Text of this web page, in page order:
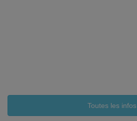
Toutes les infos